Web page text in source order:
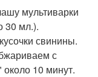
мультиварки
30 мл.).
свинины.
с
10 минут.